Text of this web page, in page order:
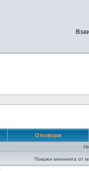
Отговори
Покажи мненията от